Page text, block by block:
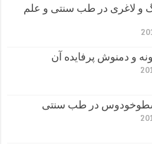
و لاغری در طب سنتی و علم
و دمنوش پرفایده آن
در طب سنتی